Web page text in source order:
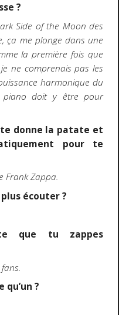
?
Side of the Moon des
ça me plonge dans une
la première fois que
ne comprenais pas les
harmonique du
piano doit y être pour
donne la patate et
pour te
Frank Zappa.
écouter ?
que tu zappes
qu’un ?